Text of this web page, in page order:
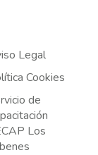
Legal
Cookies
de
Los